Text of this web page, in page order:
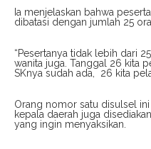
Ia menjelaskan bahwa
dibatasi dengan jumlah 25
“Pesertanya tidak lebih dari
wanita juga. Tanggal 26 kita
SKnya sudah ada, 26 kita
Orang nomor satu disulsel
kepala daerah juga
yang ingin menyaksikan.